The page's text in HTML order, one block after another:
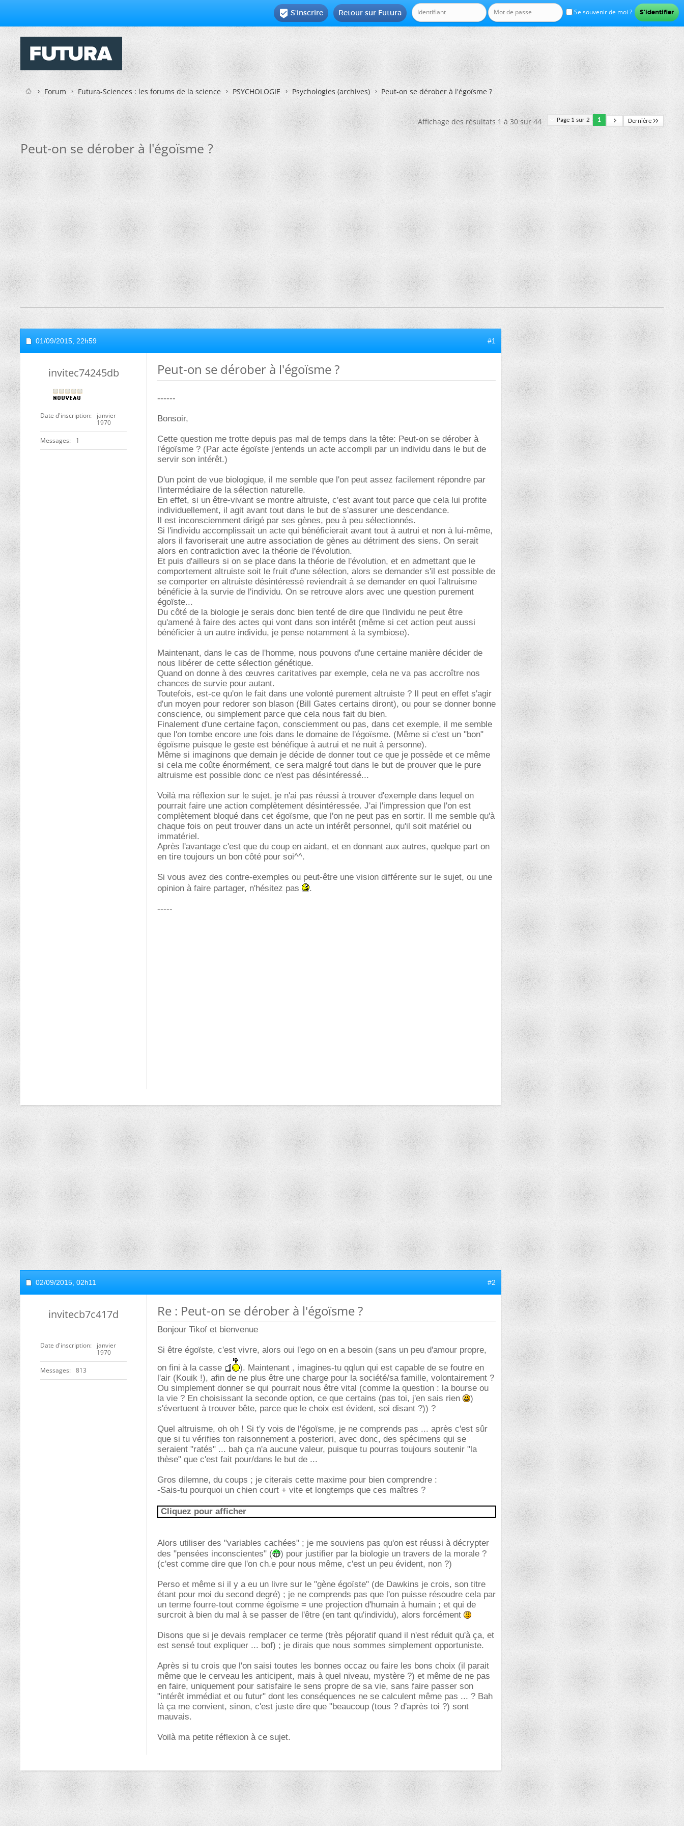
Se souvenir de moi ?
Retour sur Futura
 S'inscrire
Forum Futura-Sciences : les forums de la science PSYCHOLOGIE Psychologies (archives) Peut-on se dérober à l'égoïsme ?
Page 1 sur 2 1 Dernière
Affichage des résultats 1 à 30 sur 44
Peut-on se dérober à l'égoïsme ?
01/09/2015, 22h59 #1
invitec74245db
Date d'inscription
janvier
1970
Messages 1
Peut-on se dérober à l'égoïsme ?
------
Bonsoir,
Cette question me trotte depuis pas mal de temps dans la tête: Peut-on se dérober à
l'égoïsme ? (Par acte égoïste j'entends un acte accompli par un individu dans le but de
servir son intérêt.)
D'un point de vue biologique, il me semble que l'on peut assez facilement répondre par
l'intermédiaire de la sélection naturelle.
En effet, si un être-vivant se montre altruiste, c'est avant tout parce que cela lui profite
individuellement, il agit avant tout dans le but de s'assurer une descendance.
Il est inconsciemment dirigé par ses gènes, peu à peu sélectionnés.
Si l'individu accomplissait un acte qui bénéficierait avant tout à autrui et non à lui-même,
alors il favoriserait une autre association de gènes au détriment des siens. On serait
alors en contradiction avec la théorie de l'évolution.
Et puis d'ailleurs si on se place dans la théorie de l'évolution, et en admettant que le
comportement altruiste soit le fruit d'une sélection, alors se demander s'il est possible de
se comporter en altruiste désintéressé reviendrait à se demander en quoi l'altruisme
bénéficie à la survie de l'individu. On se retrouve alors avec une question purement
égoïste...
Du côté de la biologie je serais donc bien tenté de dire que l'individu ne peut être
qu'amené à faire des actes qui vont dans son intérêt (même si cet action peut aussi
bénéficier à un autre individu, je pense notamment à la symbiose).
Maintenant, dans le cas de l'homme, nous pouvons d'une certaine manière décider de
nous libérer de cette sélection génétique.
Quand on donne à des œuvres caritatives par exemple, cela ne va pas accroître nos
chances de survie pour autant.
Toutefois, est-ce qu'on le fait dans une volonté purement altruiste ? Il peut en effet s'agir
d'un moyen pour redorer son blason (Bill Gates certains diront), ou pour se donner bonne
conscience, ou simplement parce que cela nous fait du bien.
Finalement d'une certaine façon, consciemment ou pas, dans cet exemple, il me semble
que l'on tombe encore une fois dans le domaine de l'égoïsme. (Même si c'est un "bon"
égoïsme puisque le geste est bénéfique à autrui et ne nuit à personne).
Même si imaginons que demain je décide de donner tout ce que je possède et ce même
si cela me coûte énormément, ce sera malgré tout dans le but de prouver que le pure
altruisme est possible donc ce n'est pas désintéressé...
Voilà ma réflexion sur le sujet, je n'ai pas réussi à trouver d'exemple dans lequel on
pourrait faire une action complètement désintéressée. J'ai l'impression que l'on est
complètement bloqué dans cet égoïsme, que l'on ne peut pas en sortir. Il me semble qu'à
chaque fois on peut trouver dans un acte un intérêt personnel, qu'il soit matériel ou
immatériel.
Après l'avantage c'est que du coup en aidant, et en donnant aux autres, quelque part on
en tire toujours un bon côté pour soi^^.
Si vous avez des contre-exemples ou peut-être une vision différente sur le sujet, ou une
opinion à faire partager, n'hésitez pas
.
-----
02/09/2015, 02h11 #2
invitecb7c417d
Date d'inscription
janvier
1970
Messages 813
Re : Peut-on se dérober à l'égoïsme ?
Bonjour Tikof et bienvenue
Si être égoïste, c'est vivre, alors oui l'ego on en a besoin (sans un peu d'amour propre,
on fini à la casse
). Maintenant , imagines-tu qqlun qui est capable de se foutre en
l'air (Kouik !), afin de ne plus être une charge pour la société/sa famille, volontairement ?
Ou simplement donner se qui pourrait nous être vital (comme la question : la bourse ou
la vie ? En choisissant la seconde option, ce que certains (pas toi, j'en sais rien
)
s'évertuent à trouver bête, parce que le choix est évident, soi disant ?)) ?
Quel altruisme, oh oh ! Si t'y vois de l'égoïsme, je ne comprends pas ... après c'est sûr
que si tu vérifies ton raisonnement a posteriori, avec donc, des spécimens qui se
seraient "ratés" ... bah ça n'a aucune valeur, puisque tu pourras toujours soutenir "la
thèse" que c'est fait pour/dans le but de ...
Gros dilemne, du coups ; je citerais cette maxime pour bien comprendre :
-Sais-tu pourquoi un chien court + vite et longtemps que ces maîtres ?
Cliquez pour afficher
Alors utiliser des "variables cachées" ; je me souviens pas qu'on est réussi à décrypter
des "pensées inconscientes" (
) pour justifier par la biologie un travers de la morale ?
(c'est comme dire que l'on ch.e pour nous même, c'est un peu évident, non ?)
Perso et même si il y a eu un livre sur le "gène égoïste" (de Dawkins je crois, son titre
étant pour moi du second degré) ; je ne comprends pas que l'on puisse résoudre cela par
un terme fourre-tout comme égoïsme = une projection d'humain à humain ; et qui de
surcroit à bien du mal à se passer de l'être (en tant qu'individu), alors forcément
Disons que si je devais remplacer ce terme (très péjoratif quand il n'est réduit qu'à ça, et
est sensé tout expliquer ... bof) ; je dirais que nous sommes simplement opportuniste.
Après si tu crois que l'on saisi toutes les bonnes occaz ou faire les bons choix (il parait
même que le cerveau les anticipent, mais à quel niveau, mystère ?) et même de ne pas
en faire, uniquement pour satisfaire le sens propre de sa vie, sans faire passer son
"intérêt immédiat et ou futur" dont les conséquences ne se calculent même pas ... ? Bah
là ça me convient, sinon, c'est juste dire que "beaucoup (tous ? d'après toi ?) sont
mauvais.
Voilà ma petite réflexion à ce sujet.